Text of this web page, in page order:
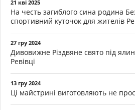
21 кві 2025
На честь загиблого сина родина
спортивний куточок для жителів
27 гру 2024
Дивовижне Різдвяне свято під
Ревівці
13 гру 2024
Ці майстрині виготовляють не